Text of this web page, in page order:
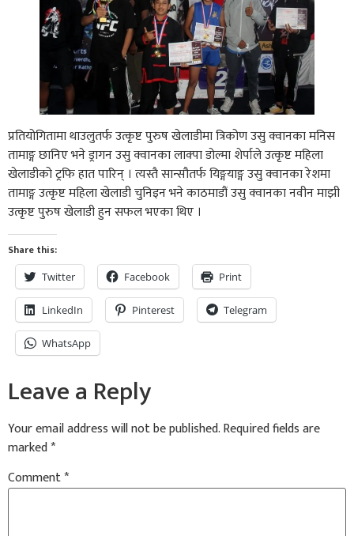
प्रतियोगितामा थाउलुतर्फ उत्कृष्ट पुरुष खेलाडीमा त्रिकोण उसु क्वानका मनिस
तामाङ्ग छानिए भने ड्रागन उसु क्वानका लाक्पा डोल्मा शेर्पाले उत्कृष्ट महिला
खेलाडीको ट्रफि हात पारिन् । त्यस्तै सान्सौतर्फ यिङ्गयाङ्ग उसु क्वानका रेशमा
तामाङ्ग उत्कृष्ट महिला खेलाडी चुनिइन भने काठमाडौं उसु क्वानका नवीन माझी
उत्कृष्ट पुरुष खेलाडी हुन सफल भएका थिए ।
Share this:
Twitter Facebook Print
LinkedIn Pinterest Telegram
WhatsApp
Leave a Reply
Your email address will not be published.Required fields are
marked*
Comment*